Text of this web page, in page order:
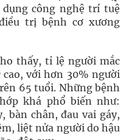
dụng công nghệ trí tuệ
trị bệnh cơ xương
thấy, tỉ lệ người mắc
với hơn 30% người
65 tuổi. Những bệnh
khá phổ biến như:
bàn chân, đau vai gáy,
liệt nửa người do hậu